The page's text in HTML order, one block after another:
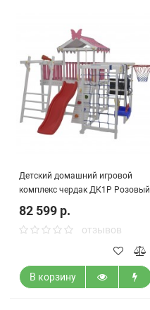
Детский домашний игровой
комплекс чердак ДК1Р Розовый
82 599 р.
отзывов
В корзину